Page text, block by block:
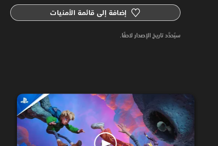
إضافة إلى قائمة الأمنيات
سيُحدَّد تاريخ الإصدار لاحقًا.